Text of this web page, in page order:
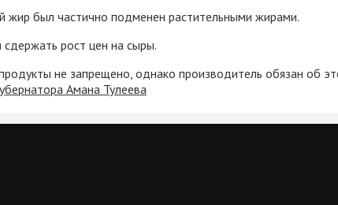
жир был частично подменен растительными жирами.
рост цен на сыры.
не запрещено, однако производитель обязан об
Амана Тулеева